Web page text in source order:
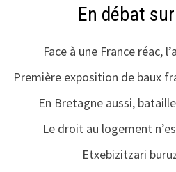
En débat
Face à une France réac,
Première exposition de baux
En Bretagne aussi,
Le droit au logement
Etxebizitzari